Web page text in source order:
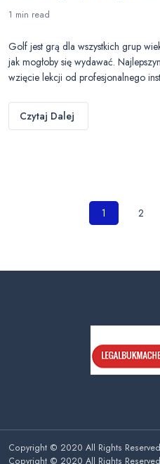
1 min read
Golf jest grą dla wszystkich grup
jak mogłoby się wydawać.
wzięcie lekcji od profesjonalnego
Czytaj Dalej
1 2
Copyright © 2020 All Rights
Copyright © 2020 All Rights